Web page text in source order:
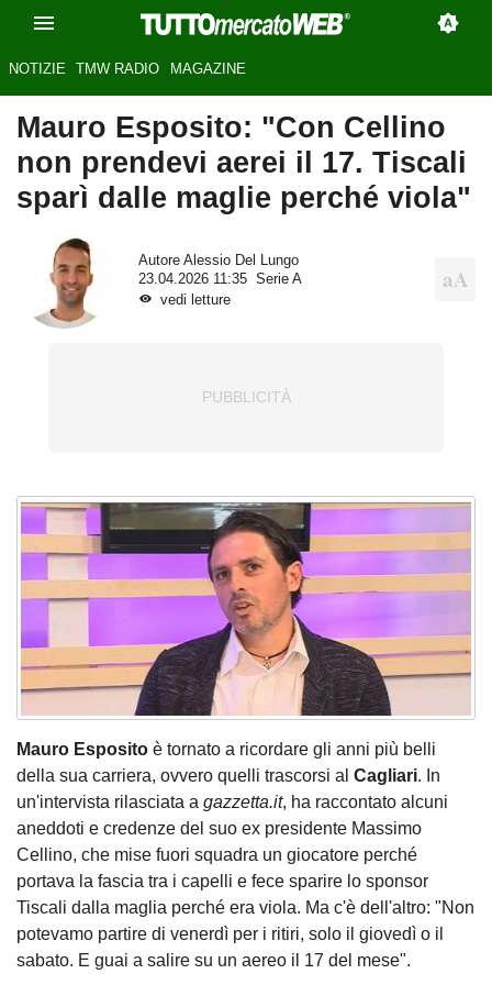
NOTIZIE TMW RADIO MAGAZINE
Mauro Esposito: "Con Cellino
non prendevi aerei il 17. Tiscali
sparì dalle maglie perché viola"
Autore Alessio Del Lungo
23.04.2026 11:35
Serie A
vedi letture
Mauro Esposito è tornato a ricordare gli anni più belli
della sua carriera, ovvero quelli trascorsi al Cagliari. In
un'intervista rilasciata a gazzetta.it, ha raccontato alcuni
aneddoti e credenze del suo ex presidente Massimo
Cellino, che mise fuori squadra un giocatore perché
portava la fascia tra i capelli e fece sparire lo sponsor
Tiscali dalla maglia perché era viola. Ma c'è dell'altro: "Non
potevamo partire di venerdì per i ritiri, solo il giovedì o il
sabato. E guai a salire su un aereo il 17 del mese".